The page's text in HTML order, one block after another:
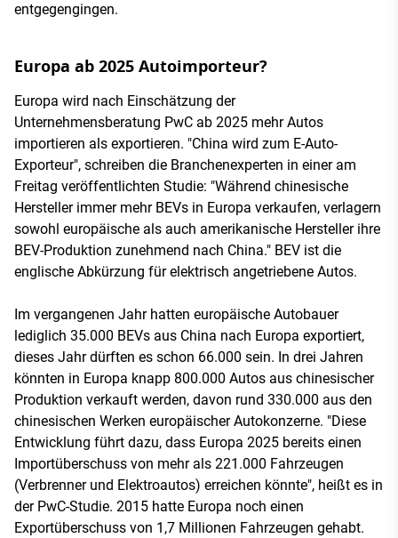
entgegengingen.
Europa ab 2025 Autoimporteur?
Europa wird nach Einschätzung der
Unternehmensberatung PwC ab 2025 mehr Autos
importieren als exportieren. "China wird zum E-Auto-
Exporteur", schreiben die Branchenexperten in einer am
Freitag veröffentlichten Studie: "Während chinesische
Hersteller immer mehr BEVs in Europa verkaufen, verlagern
sowohl europäische als auch amerikanische Hersteller ihre
BEV-Produktion zunehmend nach China." BEV ist die
englische Abkürzung für elektrisch angetriebene Autos.
Im vergangenen Jahr hatten europäische Autobauer
lediglich 35.000 BEVs aus China nach Europa exportiert,
dieses Jahr dürften es schon 66.000 sein. In drei Jahren
könnten in Europa knapp 800.000 Autos aus chinesischer
Produktion verkauft werden, davon rund 330.000 aus den
chinesischen Werken europäischer Autokonzerne. "Diese
Entwicklung führt dazu, dass Europa 2025 bereits einen
Importüberschuss von mehr als 221.000 Fahrzeugen
(Verbrenner und Elektroautos) erreichen könnte", heißt es in
der PwC-Studie. 2015 hatte Europa noch einen
Exportüberschuss von 1,7 Millionen Fahrzeugen gehabt.